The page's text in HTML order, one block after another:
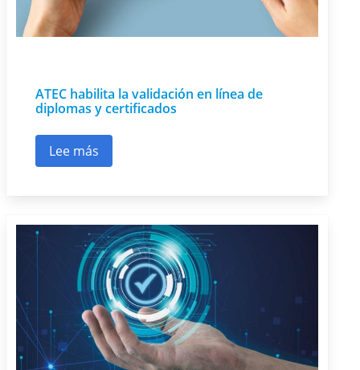
ATEC habilita la validación en línea de
diplomas y certificados
Lee más
sobre ATEC habilita la validación en línea de